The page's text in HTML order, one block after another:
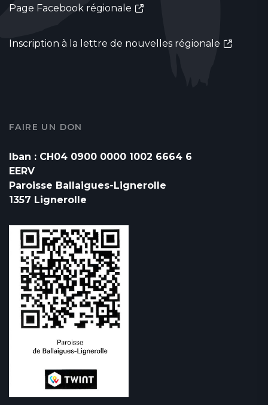
Page Facebook régionale
Inscription à la lettre de nouvelles régionale
FAIRE UN DON
Iban : CH04 0900 0000 1002 6664 6
EERV
Paroisse Ballaigues-Lignerolle
1357 Lignerolle